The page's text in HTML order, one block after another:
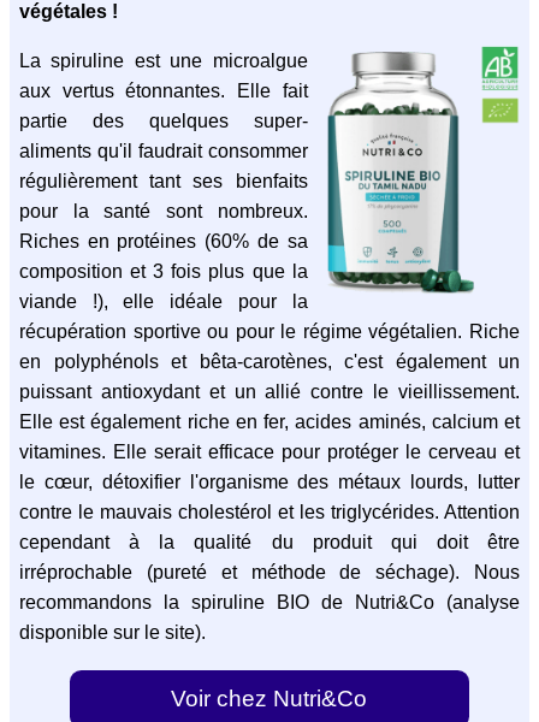
végétales !
La spiruline est une microalgue
aux vertus étonnantes. Elle fait
partie des quelques super-
aliments qu'il faudrait consommer
régulièrement tant ses bienfaits
pour la santé sont nombreux.
Riches en protéines (60% de sa
composition et 3 fois plus que la
viande !), elle idéale pour la
récupération sportive ou pour le régime végétalien. Riche
en polyphénols et bêta-carotènes, c'est également un
puissant antioxydant et un allié contre le vieillissement.
Elle est également riche en fer, acides aminés, calcium et
vitamines. Elle serait efficace pour protéger le cerveau et
le cœur, détoxifier l'organisme des métaux lourds, lutter
contre le mauvais cholestérol et les triglycérides. Attention
cependant à la qualité du produit qui doit être
irréprochable (pureté et méthode de séchage). Nous
recommandons la spiruline BIO de Nutri&Co (analyse
disponible sur le site).
Voir chez Nutri&Co